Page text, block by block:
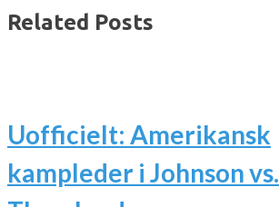
Related Posts
Uofficielt: Amerikansk
kampleder i Johnson vs.